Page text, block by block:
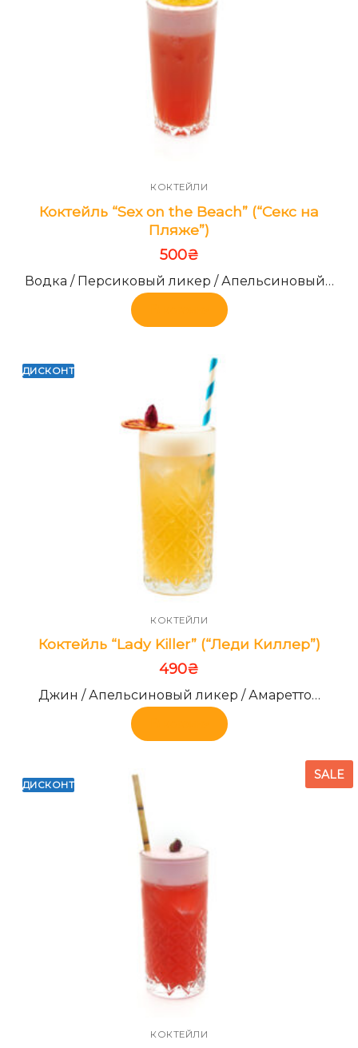
КОКТЕЙЛИ
Коктейль “Sex on the Beach” (“Секс на
Пляже”)
500₴
Водка / Персиковый ликер / Апельсиновый…
ДИСКОНТ
КОКТЕЙЛИ
Коктейль “Lady Killer” (“Леди Киллер”)
490₴
Джин / Апельсиновый ликер / Амаретто…
ДИСКОНТ
КОКТЕЙЛИ
SALE